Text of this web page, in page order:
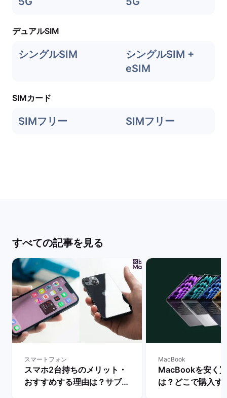
デュアルSIM
シングルSIM
シングルSIM +
eSIM
SIMカード
SIMフリー SIMフリー
すべての記事を見る
スマートフォン
スマホ2台持ちのメリット・
おすすめする理由は？サブス
MacBook
MacBookを安く
は？どこで購入す